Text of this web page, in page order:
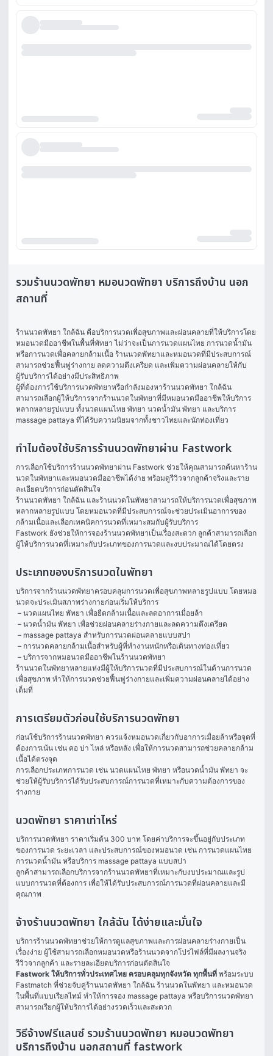
รวมร้านนวดพัทยา หมอนวดพัทยา บริการถึงบ้าน นอก
สถานที่
ร้านนวดพัทยา ใกล้ฉัน คือบริการนวดเพื่อสุขภาพและผ่อนคลายที่ให้บริการโดย
หมอนวดมืออาชีพในพื้นที่พัทยา ไม่ว่าจะเป็นการนวดแผนไทย การนวดน้ำมัน
หรือการนวดเพื่อคลายกล้ามเนื้อ ร้านนวดพัทยาและหมอนวดที่มีประสบการณ์
สามารถช่วยฟื้นฟูร่างกาย ลดความตึงเครียด และเพิ่มความผ่อนคลายให้กับ
ผู้รับบริการได้อย่างมีประสิทธิภาพ
ผู้ที่ต้องการใช้บริการนวดพัทยาหรือกำลังมองหาร้านนวดพัทยา ใกล้ฉัน
สามารถเลือกผู้ให้บริการจากร้านนวดในพัทยาที่มีหมอนวดมืออาชีพให้บริการ
หลากหลายรูปแบบ ทั้งนวดแผนไทย พัทยา นวดน้ำมัน พัทยา และบริการ
massage pattaya ที่ได้รับความนิยมจากทั้งชาวไทยและนักท่องเที่ยว
ทำไมต้องใช้บริการร้านนวดพัทยาผ่าน Fastwork
การเลือกใช้บริการร้านนวดพัทยาผ่าน Fastwork ช่วยให้คุณสามารถค้นหาร้าน
นวดในพัทยาและหมอนวดมืออาชีพได้ง่าย พร้อมดูรีวิวจากลูกค้าจริงและราย
ละเอียดบริการก่อนตัดสินใจ
ร้านนวดพัทยา ใกล้ฉัน และร้านนวดในพัทยาสามารถให้บริการนวดเพื่อสุขภาพ
หลากหลายรูปแบบ โดยหมอนวดที่มีประสบการณ์จะช่วยประเมินอาการของ
กล้ามเนื้อและเลือกเทคนิคการนวดที่เหมาะสมกับผู้รับบริการ
Fastwork ยังช่วยให้การจองร้านนวดพัทยาเป็นเรื่องสะดวก ลูกค้าสามารถเลือก
ผู้ให้บริการนวดที่เหมาะกับประเภทของการนวดและงบประมาณได้โดยตรง
ประเภทของบริการนวดในพัทยา
บริการจากร้านนวดพัทยาครอบคลุมการนวดเพื่อสุขภาพหลายรูปแบบ โดยหมอ
นวดจะประเมินสภาพร่างกายก่อนเริ่มให้บริการ
– นวดแผนไทย พัทยา เพื่อยืดกล้ามเนื้อและลดอาการเมื่อยล้า
– นวดน้ำมัน พัทยา เพื่อช่วยผ่อนคลายร่างกายและลดความตึงเครียด
– massage pattaya สำหรับการนวดผ่อนคลายแบบสปา
– การนวดคลายกล้ามเนื้อสำหรับผู้ที่ทำงานหนักหรือเดินทางท่องเที่ยว
– บริการจากหมอนวดมืออาชีพในร้านนวดพัทยา
ร้านนวดในพัทยาหลายแห่งมีผู้ให้บริการนวดที่มีประสบการณ์ในด้านการนวด
เพื่อสุขภาพ ทำให้การนวดช่วยฟื้นฟูร่างกายและเพิ่มความผ่อนคลายได้อย่าง
เต็มที่
การเตรียมตัวก่อนใช้บริการนวดพัทยา
ก่อนใช้บริการร้านนวดพัทยา ควรแจ้งหมอนวดเกี่ยวกับอาการเมื่อยล้าหรือจุดที่
ต้องการเน้น เช่น คอ บ่า ไหล่ หรือหลัง เพื่อให้การนวดสามารถช่วยคลายกล้าม
เนื้อได้ตรงจุด
การเลือกประเภทการนวด เช่น นวดแผนไทย พัทยา หรือนวดน้ำมัน พัทยา จะ
ช่วยให้ผู้รับบริการได้รับประสบการณ์การนวดที่เหมาะกับความต้องการของ
ร่างกาย
นวดพัทยา ราคาเท่าไหร่
บริการนวดพัทยา ราคาเริ่มต้น 300 บาท โดยค่าบริการจะขึ้นอยู่กับประเภท
ของการนวด ระยะเวลา และประสบการณ์ของหมอนวด เช่น การนวดแผนไทย
การนวดน้ำมัน หรือบริการ massage pattaya แบบสปา
ลูกค้าสามารถเลือกบริการจากร้านนวดพัทยาที่เหมาะกับงบประมาณและรูป
แบบการนวดที่ต้องการ เพื่อให้ได้รับประสบการณ์การนวดที่ผ่อนคลายและมี
คุณภาพ
จ้างร้านนวดพัทยา ใกล้ฉัน ได้ง่ายและมั่นใจ
บริการร้านนวดพัทยาช่วยให้การดูแลสุขภาพและการผ่อนคลายร่างกายเป็น
เรื่องง่าย ผู้ใช้สามารถเลือกหมอนวดหรือร้านนวดจากโปรไฟล์ที่มีผลงานจริง
รีวิวจากลูกค้า และรายละเอียดบริการก่อนตัดสินใจ
Fastwork ให้บริการทั่วประเทศไทย ครอบคลุมทุกจังหวัด ทุกพื้นที่ พร้อมระบบ
Fastmatch ที่ช่วยจับคู่ร้านนวดพัทยา ใกล้ฉัน ร้านนวดในพัทยา และหมอนวด
ในพื้นที่แบบเรียลไทม์ ทำให้การจอง massage pattaya หรือบริการนวดพัทยา
สามารถเรียกผู้ให้บริการได้อย่างรวดเร็วและสะดวก
วิธีจ้างฟรีแลนซ์ รวมร้านนวดพัทยา หมอนวดพัทยา
บริการถึงบ้าน นอกสถานที่ fastwork